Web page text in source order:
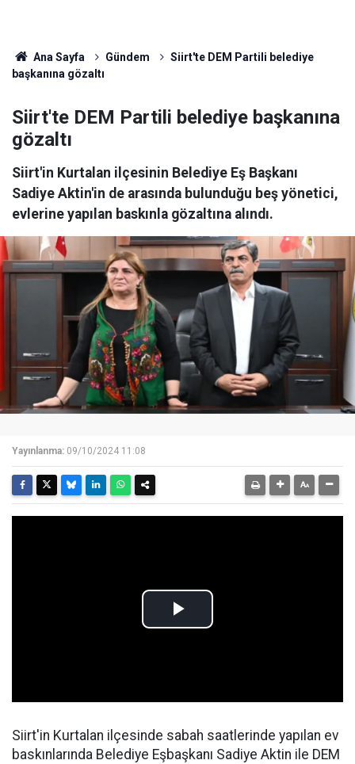
Ana Sayfa Gündem
Siirt'te DEM Partili belediye
başkanına gözaltı
Siirt'te DEM Partili belediye başkanına
gözaltı
Siirt'in Kurtalan ilçesinin Belediye Eş Başkanı
Sadiye Aktin'in de arasında bulunduğu beş yönetici,
evlerine yapılan baskınla gözaltına alındı.
Yayınlanma: 09/10/2024 11:08
Siirt'in Kurtalan ilçesinde sabah saatlerinde yapılan ev
baskınlarında Belediye Eşbaşkanı Sadiye Aktin ile DEM